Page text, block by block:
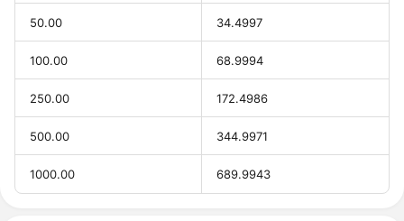
50.00 34.4997
100.00 68.9994
250.00 172.4986
500.00 344.9971
1000.00 689.9943